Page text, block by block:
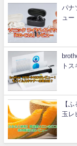
パナ
ュー
ト
【
玉レ